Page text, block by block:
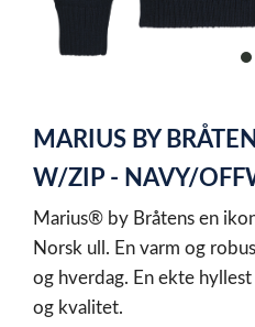
of
1
MARIUS BY
W/ZIP - NAVY/
Marius® by Bråtens en
Norsk ull. En varm og
og hverdag. En ekte
og kvalitet.